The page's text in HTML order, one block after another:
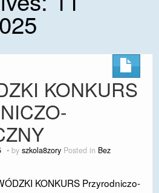
KONKURS
by szkola8zory Posted in Bez
KONKURS Przyrodniczo-